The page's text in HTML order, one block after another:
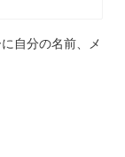
自分の名前、メ